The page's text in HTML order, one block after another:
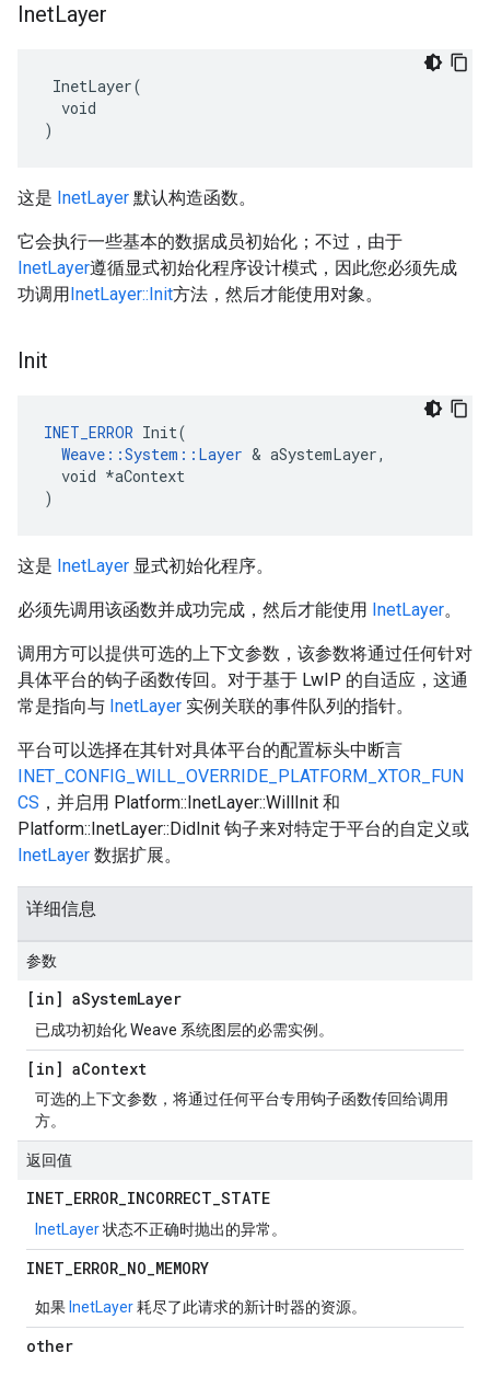
InetLayer
InetLayer(
  void
)
这是 InetLayer 默认构造函数。
它会执行一些基本的数据成员初始化；不过，由于
InetLayer遵循显式初始化程序设计模式，因此您必须先成
功调用InetLayer::Init方法，然后才能使用对象。
Init
INET_ERROR Init(
Weave::System::Layer & aSystemLayer,
  void *aContext
)
这是 InetLayer 显式初始化程序。
必须先调用该函数并成功完成，然后才能使用 InetLayer。
调用方可以提供可选的上下文参数，该参数将通过任何针对
具体平台的钩子函数传回。对于基于 LwIP 的自适应，这通
常是指向与 InetLayer 实例关联的事件队列的指针。
平台可以选择在其针对具体平台的配置标头中断言
INET_CONFIG_WILL_OVERRIDE_PLATFORM_XTOR_FUN
CS ，并启用 Platform::InetLayer::WillInit 和
Platform::InetLayer::DidInit 钩子来对特定于平台的自定义或
InetLayer 数据扩展。
详细信息
参数
[in] aSystemLayer
已成功初始化 Weave 系统图层的必需实例。
[in] aContext
可选的上下文参数，将通过任何平台专用钩子函数传回给调用
方。
返回值
INET_ERROR_INCORRECT_STATE
InetLayer状态不正确时抛出的异常。
INET_ERROR_NO_MEMORY
如果 InetLayer耗尽了此请求的新计时器的资源。
other